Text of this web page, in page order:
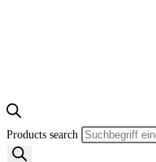
Products search